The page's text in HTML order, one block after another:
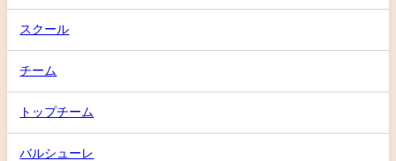
スクール
チーム
トップチーム
バルシューレ